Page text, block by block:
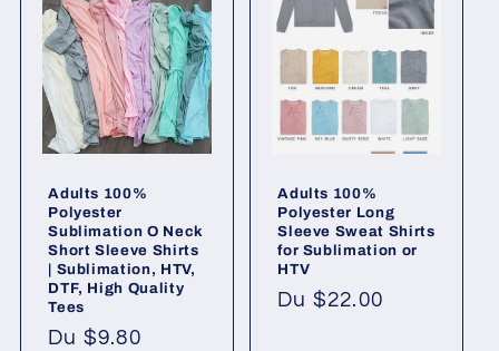
Adults 100%
Polyester
Sublimation O Neck
Short Sleeve Shirts
| Sublimation, HTV,
DTF, High Quality
Tees
Prix
Du $9.80
Adults 100%
Polyester Long
Sleeve Sweat Shirts
for Sublimation or
HTV
Prix
Du $22.00